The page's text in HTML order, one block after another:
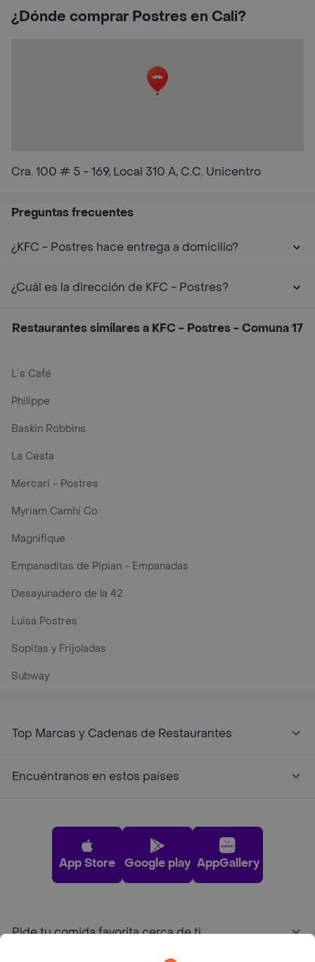
¿Dónde comprar Postres en Cali?
Cra. 100 # 5 - 169, Local 310 A, C.C. Unicentro
Preguntas frecuentes
¿KFC - Postres hace entrega a domicilio?
¿Cuál es la dirección de KFC - Postres?
Restaurantes similares a KFC - Postres - Comuna 17
L´s Café
Philippe
Baskin Robbins
La Cesta
Mercari - Postres
Myriam Camhi Co
Magnifique
Empanaditas de Pipian - Empanadas
Desayunadero de la 42
Luisa Postres
Sopitas y Frijoladas
Subway
Top Marcas y Cadenas de Restaurantes
Encuéntranos en estos países
App Store Google play AppGallery
Pide tu comida favorita cerca de ti